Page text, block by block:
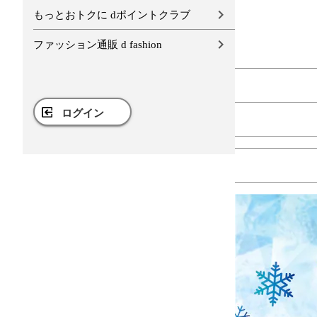
もっとおトクに dポイントクラブ
ファッション通販 d fashion
ログイン